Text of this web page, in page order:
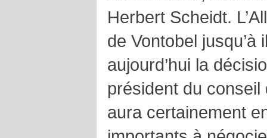
Herbert Scheidt.
de Vontobel jusqu’à
aujourd’hui la
président du conseil
aura certainement